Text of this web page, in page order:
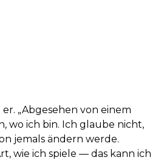
er. „Abgesehen von einem
wo ich bin. Ich glaube nicht,
jemals ändern werde.
wie ich spiele — das kann ich